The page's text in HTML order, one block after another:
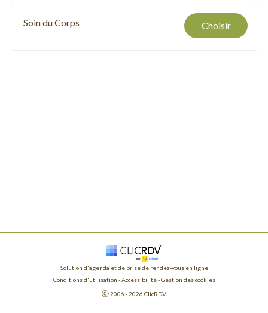
Choisir
Soin du Corps
Solution d'agenda et de prise de rendez-vous en ligne
Conditions d'utilisation - Accessibilité - Gestion des cookies
ⓒ 2006 - 2026 ClicRDV